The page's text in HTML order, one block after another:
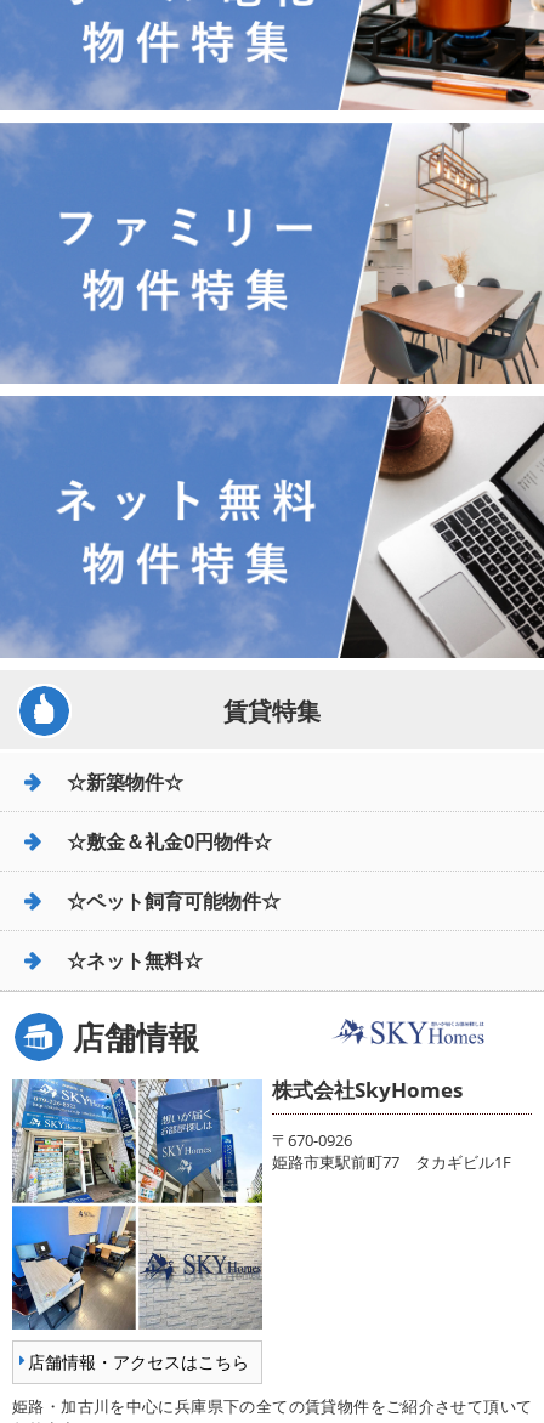
賃貸特集
☆新築物件☆
☆敷金＆礼金0円物件☆
☆ペット飼育可能物件☆
☆ネット無料☆
店舗情報
店舗情報・アクセスはこちら
株式会社SkyHomes
〒670-0926
姫路市東駅前町77 タカギビル1F
姫路・加古川を中心に兵庫県下の全ての賃貸物件をご紹介させて頂いて